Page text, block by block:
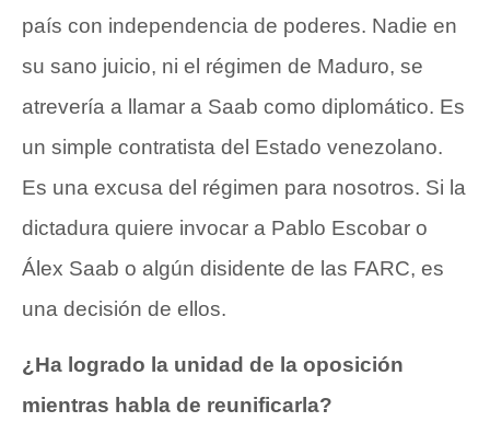
país con independencia de poderes. Nadie en
su sano juicio, ni el régimen de Maduro, se
atrevería a llamar a Saab como diplomático. Es
un simple contratista del Estado venezolano.
Es una excusa del régimen para nosotros. Si la
dictadura quiere invocar a Pablo Escobar o
Álex Saab o algún disidente de las FARC, es
una decisión de ellos.
¿Ha logrado la unidad de la oposición
mientras habla de reunificarla?